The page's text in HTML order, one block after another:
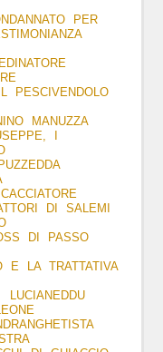
PER
PESCIVENDOLO
MANUZZA
I
DI SALEMI
DI PASSO
E LA TRATTATIVA